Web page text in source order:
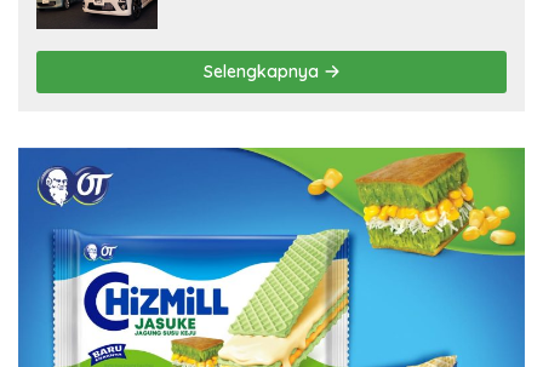
Selengkapnya